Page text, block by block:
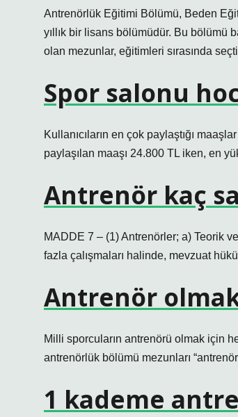
Antrenörlük Eğitimi Bölümü, Beden
yıllık bir lisans bölümüdür. Bu bölümü
olan mezunlar, eğitimleri sırasında
Spor salonu
Kullanıcıların en çok paylaştığı
paylaşılan maaşı 24.800 TL iken, en
Antrenör kaç
MADDE 7 – (1) Antrenörler; a) Teorik
fazla çalışmaları halinde, mevzuat
Antrenör
Milli sporcuların antrenörü olmak için
antrenörlük bölümü mezunları
1 kademe